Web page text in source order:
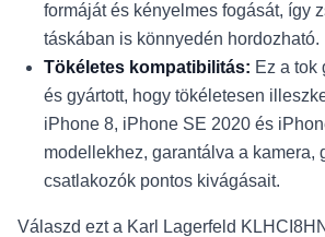
formáját és kényelmes fogását, így
táskában is könnyedén hordozható.
Tökéletes kompatibilitás: Ez a tok
és gyártott, hogy tökéletesen
iPhone 8, iPhone SE 2020 és
modellekhez, garantálva a kamera,
csatlakozók pontos kivágásait.
Válaszd ezt a Karl Lagerfeld